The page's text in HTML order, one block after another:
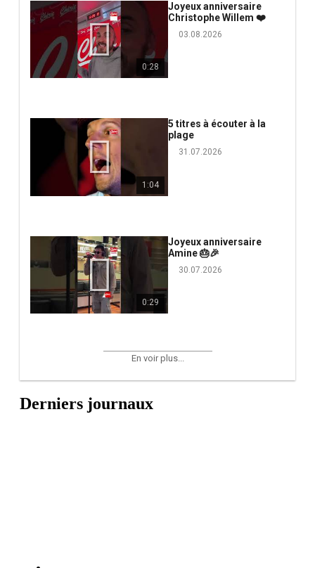
0:28
Joyeux anniversaire
Christophe Willem ❤️
03.08.2026
1:04
5 titres à écouter à la
plage
31.07.2026
0:29
Joyeux anniversaire
Amine 🎂🎉
30.07.2026
En voir plus...
Derniers journaux